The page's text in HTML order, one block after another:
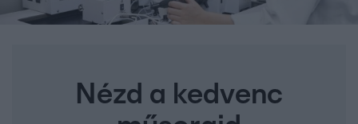
Nézd a kedvenc